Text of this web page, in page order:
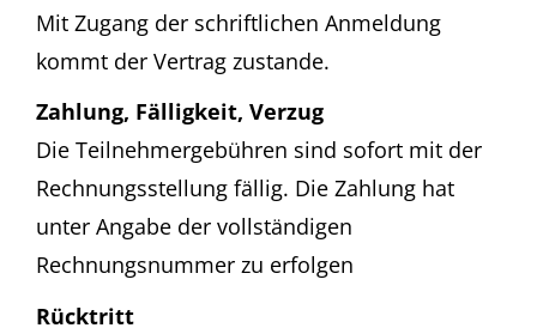
Mit Zugang der schriftlichen Anmeldung
kommt der Vertrag zustande.
Zahlung, Fälligkeit, Verzug
Die Teilnehmergebühren sind sofort mit der
Rechnungsstellung fällig. Die Zahlung hat
unter Angabe der vollständigen
Rechnungsnummer zu erfolgen
Rücktritt